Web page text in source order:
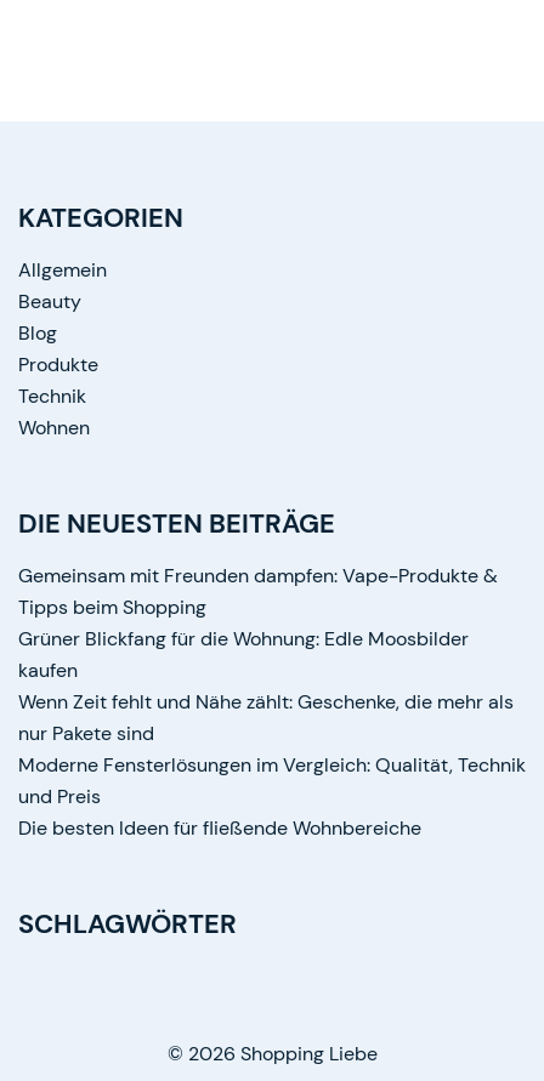
KATEGORIEN
Allgemein
Beauty
Blog
Produkte
Technik
Wohnen
DIE NEUESTEN BEITRÄGE
Gemeinsam mit Freunden dampfen: Vape-Produkte &
Tipps beim Shopping
Grüner Blickfang für die Wohnung: Edle Moosbilder
kaufen
Wenn Zeit fehlt und Nähe zählt: Geschenke, die mehr als
nur Pakete sind
Moderne Fensterlösungen im Vergleich: Qualität, Technik
und Preis
Die besten Ideen für fließende Wohnbereiche
SCHLAGWÖRTER
© 2026 Shopping Liebe